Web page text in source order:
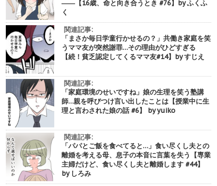
――【16歳、命と向き合うとき #76】by ふくふ
く
関連記事:
「まさか毎日学童行かせるの？」共働き家庭を笑
うママ友が突然謝罪…その理由がひどすぎる
【続！貧乏認定してくるママ友#14】by すじえ
関連記事:
「家庭環境のせいですね」娘の生理を笑う塾講
師…親を呼びつけ言い出したことは【授業中に生
理と言わされた娘の話 #6】 by yuiko
関連記事:
「パパとご飯を食べてると…」食い尽くし夫との
離婚を考える母、息子の本音に言葉を失う【専業
主婦だけど、食い尽くし夫と離婚します #44】
by しろみ